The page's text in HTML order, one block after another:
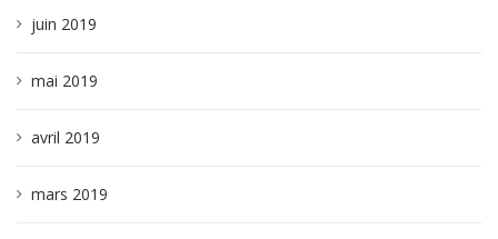
juin 2019
mai 2019
avril 2019
mars 2019